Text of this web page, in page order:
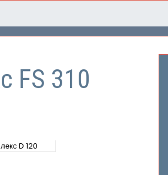
FS 310
D 120